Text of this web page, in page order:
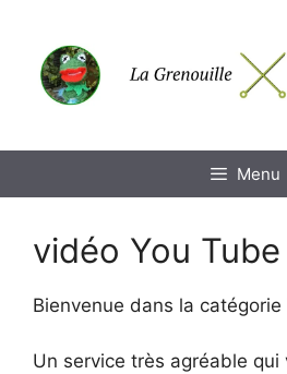
contenu
Menu
vidéo You Tube
Bienvenue dans la
Un service très agréable qui